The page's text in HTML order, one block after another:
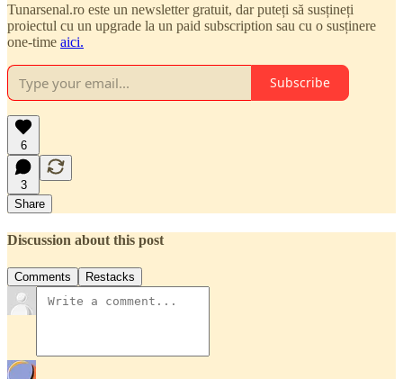
Tunarsenal.ro este un newsletter gratuit, dar puteți să susțineți
proiectul cu un upgrade la un paid subscription sau cu o susținere
one-time aici.
Subscribe
6
3
Share
Discussion about this post
Comments Restacks